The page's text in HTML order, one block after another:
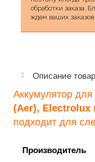
обработки заказа.
ждем ваших заказов!
Описание
Аккумулятор
(Аег), Electrolux
подходит для
Производитель